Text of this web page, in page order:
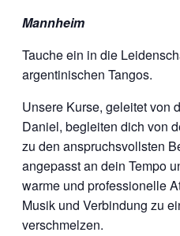
Mannheim
Tauche ein in die
argentinischen Tangos.
Unsere Kurse, geleitet von
Daniel, begleiten dich von
zu den anspruchsvollsten
angepasst an dein Tempo
warme und professionelle
Musik und Verbindung zu
verschmelzen.